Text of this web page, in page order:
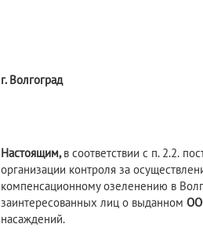
г. Волгоград
Настоящим,в соответствии с п. 2.2.
организации контроля за
компенсационному озеленению в
заинтересованных лиц о выданном
насаждений.